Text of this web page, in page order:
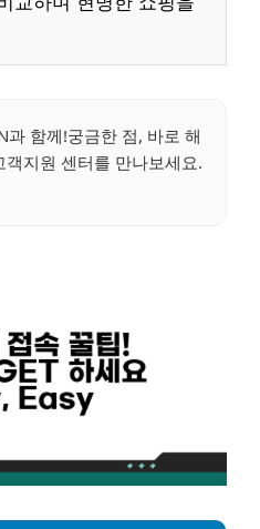
과 함께!궁금한 점, 바로 해
지원 센터를 만나보세요.